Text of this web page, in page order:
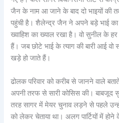
जैन के नाम आ जाने के बाद दो भाइयों की
पहुंची है। शैलेन्द्र जैन ने अपने बड़े भाई का
ख्वाहिश का ख्याल रखा है। वो सुनील
हैं। जब छोटे भाई के त्याग की बारी आई
खड़े हो जाते हैं।
ढोलक परिवार को करीब से जानने वाले
अपनी तरफ से सारी कोसिस की। बाबजूद
तरह सागर में मेयर चुनाव लड़ने से पहले
को लेकर चेताया था। अलग पार्टियों में